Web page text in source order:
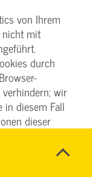
von Ihrem
nicht mit
durch
wir
in diesem Fall
dieser
der durch das